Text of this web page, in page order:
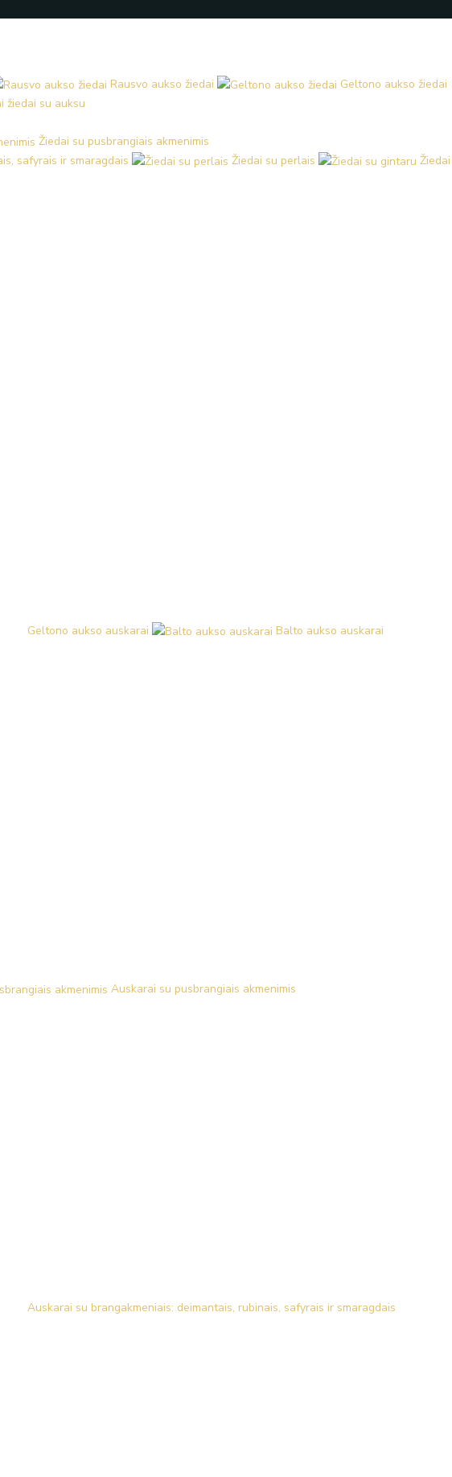
Rausvo aukso žiedai
Geltono aukso žiedai
žiedai su auksu
Žiedai su pusbrangiais akmenimis
safyrais ir smaragdais
Žiedai su perlais
Žiedai
Geltono aukso auskarai Balto aukso auskarai
Auskarai su pusbrangiais akmenimis
Auskarai su brangakmeniais: deimantais, rubinais, safyrais ir smaragdais